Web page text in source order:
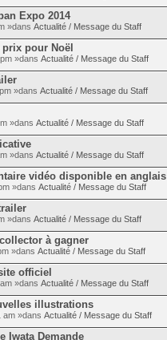
Expo 2014
»dans Actualité / Message du Staff
prix pour Noël
»dans Actualité / Message du Staff
»dans Actualité / Message du Staff
»dans Actualité / Message du Staff
»dans Actualité / Message du Staff
vidéo disponible en anglais
»dans Actualité / Message du Staff
»dans Actualité / Message du Staff
à gagner
»dans Actualité / Message du Staff
officiel
»dans Actualité / Message du Staff
illustrations
am »dans Actualité / Message du Staff
Iwata Demande